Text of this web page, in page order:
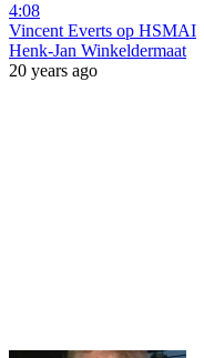
4:08
Vincent Everts op HSMAI
Henk-Jan Winkeldermaat
20 years ago